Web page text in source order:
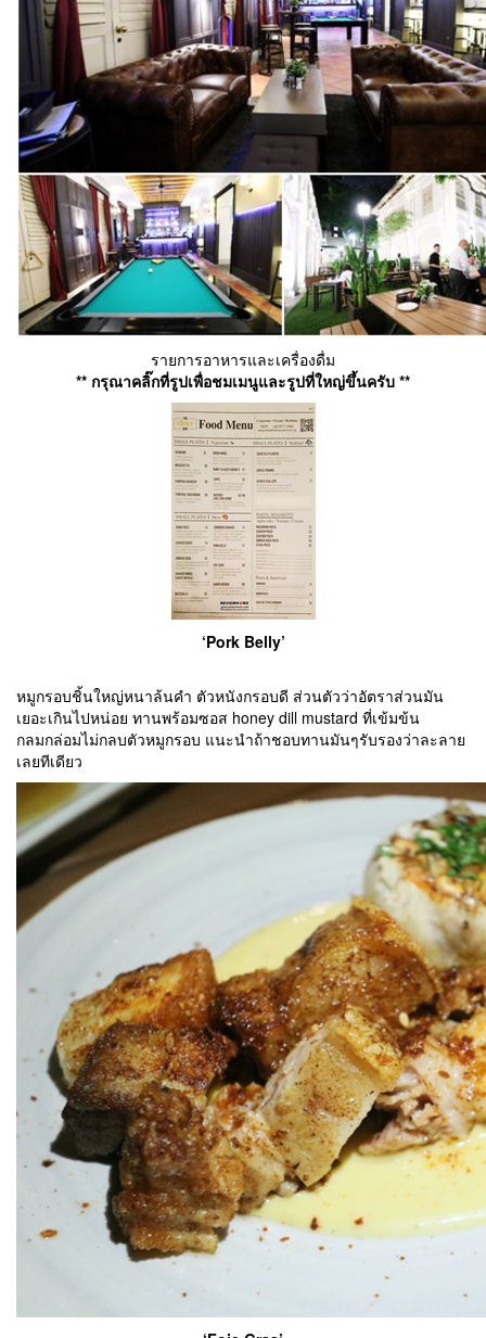
รายการอาหารและเครื่องดื่ม
** กรุณาคลิ๊กที่รูปเพื่อชมเมนูและรูปที่ใหญ่ขึ้นครับ **
‘Pork Belly’
หมูกรอบชิ้นใหญ่หนาล้นคำ ตัวหนังกรอบดี ส่วนตัวว่าอัตราส่วนมัน
เยอะเกินไปหน่อย ทานพร้อมซอส honey dill mustard ที่เข้มข้น
กลมกล่อมไม่กลบตัวหมูกรอบ แนะนำถ้าชอบทานมันๆรับรองว่าละลาย
เลยทีเดียว